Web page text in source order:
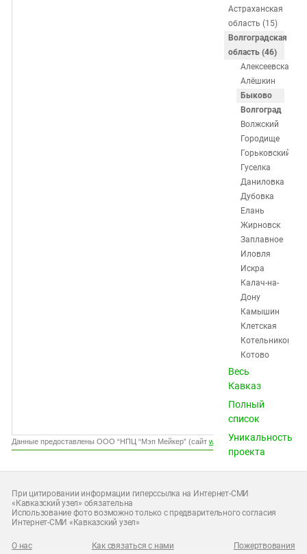
Астраханская
область (15)
Волгоградская
область (46)
Алексеевская
Алёшкин
Быково
Волгоград
Волжский
Городище
Горьковский
Гуселка
Даниловка
Дубовка
Елань
Жирновск
Заплавное
Иловля
Искра
Калач-на-
Дону
Камышин
Клетская
Котельниково
Котово
Краснослободск
Кумылженская
Нехаевская
Николаевск
Новоаннинский
Октябрьский
Ольховка
Петров
Весь
Кавказ
Полный
список
Уникальность
проекта
Данные предоставлены ООО “НПЦ “Мэп Мейкер” (сайт www.gismeteo.ru)
При цитировании информации гиперссылка на Интернет-СМИ
«Кавказский узел» обязательна
Использование фото возможно только с предварительного согласия
Интернет-СМИ «Кавказский узел»
О нас Как связаться с нами Пожертвования